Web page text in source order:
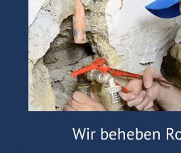
Wir beheben